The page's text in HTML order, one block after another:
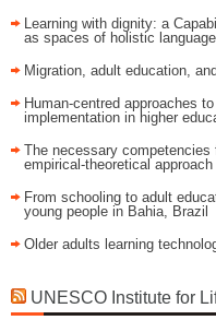
Learning with dignity: a
as spaces of holistic
Migration, adult education,
Human-centred approaches
implementation in higher
The necessary
empirical-theoretical approach
From schooling to adult
young people in Bahia, Brazil
Older adults learning
UNESCO Institute for